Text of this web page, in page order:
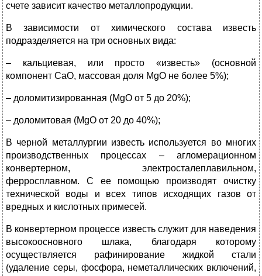
счете зависит качество металлопродукции.
В зависимости от химического состава известь
подразделяется на три основных вида:
– кальциевая, или просто «известь» (основной
компонент СаО, массовая доля МgО не более 5%);
– доломитизированная (МgО от 5 до 20%);
– доломитовая (МgО от 20 до 40%);
В черной металлургии известь используется во многих
производственных процессах – агломерационном
конвертерном, электросталеплавильном,
ферросплавном. С ее помощью производят очистку
технической воды и всех типов исходящих газов от
вредных и кислотных примесей.
В конвертерном процессе известь служит для наведения
высокоосновного шлака, благодаря которому
осуществляется рафинирование жидкой стали
(удаление серы, фосфора, неметаллических включений,